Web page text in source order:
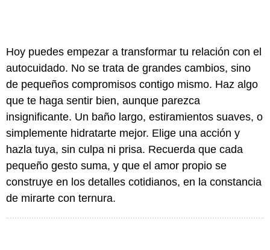
Hoy puedes empezar a transformar tu relación con el
autocuidado. No se trata de grandes cambios, sino
de pequeños compromisos contigo mismo. Haz algo
que te haga sentir bien, aunque parezca
insignificante. Un baño largo, estiramientos suaves, o
simplemente hidratarte mejor. Elige una acción y
hazla tuya, sin culpa ni prisa. Recuerda que cada
pequeño gesto suma, y que el amor propio se
construye en los detalles cotidianos, en la constancia
de mirarte con ternura.